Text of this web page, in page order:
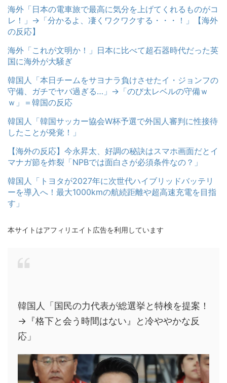
海外「日本の電車旅で最高に気分を上げてくれるものがコ
レ！」→「分かるよ、凄くワクワクする・・・！」【海外
の反応】
海外「これが文明か！」日本に比べて超石器時代だった英
国に海外が大騒ぎ
韓国人「本日チームをサヨナラ負けさせたイ・ジョンフの
守備、ガチでヤバ過ぎる…」→「のび太レベルの守備ｗ
ｗ」＝韓国の反応
韓国人「韓国サッカー協会W杯予選で外国人審判に性接待
したことが発覚！」
【海外の反応】今永昇太、好調の秘訣はスマホ画面だとイ
マナガ節を炸裂「NPBでは面白さが必須条件なの？」
韓国人「トヨタが2027年に次世代ハイブリッドバッテリ
ーを導入へ！最大1000kmの航続距離や超高速充電を目指
す」
本サイトはアフィリエイト広告を利用しています
韓国人「国民の力代表が総選挙と特検を提案！
→『格下と会う時間はない』と冷ややかな反
応」